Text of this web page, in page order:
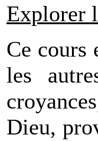
Explorer
Ce cours
les
Dieu,